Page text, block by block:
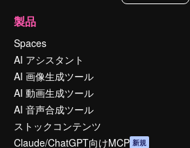
製品
Spaces
AI アシスタント
AI 画像生成ツール
AI 動画生成ツール
AI 音声合成ツール
ストックコンテンツ
Claude/ChatGPT向けMCP 新規